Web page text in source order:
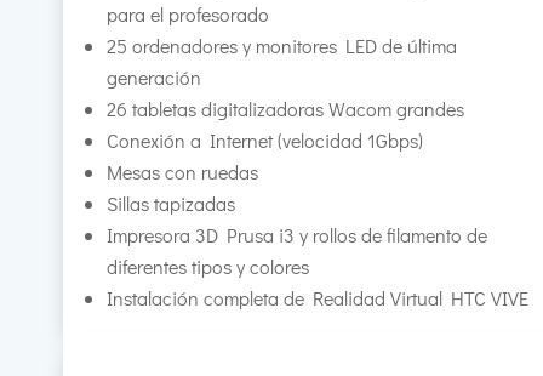
para el profesorado
25 ordenadores y monitores LED de última
generación
26 tabletas digitalizadoras Wacom grandes
Conexión a Internet (velocidad 1Gbps)
Mesas con ruedas
Sillas tapizadas
Impresora 3D Prusa i3 y rollos de filamento de
diferentes tipos y colores
Instalación completa de Realidad Virtual HTC VIVE